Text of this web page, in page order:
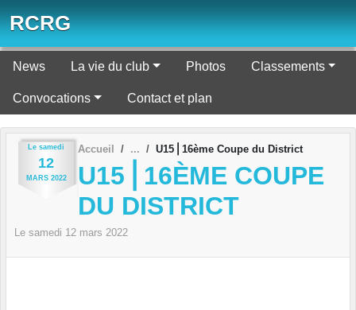
RCRG
News La vie du club Photos Classements
Convocations Contact et plan
Le samedi
12
MARS 2022
Accueil U15⎪16ème Coupe du District
U15⎪16ÈME COUPE
DU DISTRICT
Le samedi 12 mars 2022